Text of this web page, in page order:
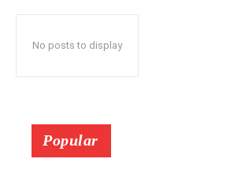
No posts to display
Popular